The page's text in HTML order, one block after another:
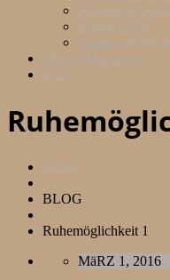
Speisen &
Events 2026
Sauna-Etikette
Unsere Massagen
FAQ
Home
BLOG
Ruhemöglichkeit 1
MäRZ 1, 2016